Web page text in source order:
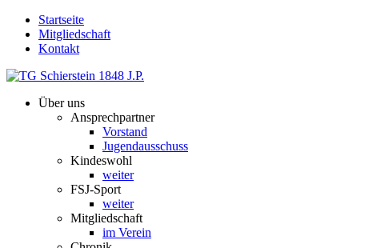
Startseite
Mitgliedschaft
Kontakt
Über uns
Ansprechpartner
Vorstand
Jugendausschuss
Kindeswohl
weiter
FSJ-Sport
weiter
Mitgliedschaft
im Verein